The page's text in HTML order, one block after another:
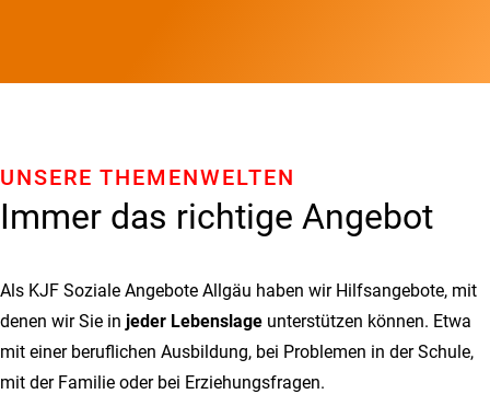
Immer das richtige Angebot
UNSERE THEMENWELTEN
Als KJF Soziale Angebote Allgäu haben wir Hilfsangebote, mit
denen wir Sie in jeder Lebenslage unterstützen können. Etwa
mit einer beruflichen Ausbildung, bei Problemen in der Schule,
mit der Familie oder bei Erziehungsfragen.